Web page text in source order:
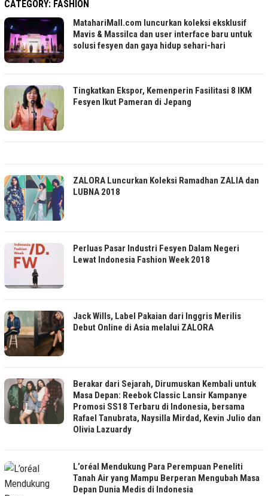
CATEGORY: FASHION
MatahariMall.com luncurkan koleksi eksklusif
Mavis & Massilca dan user interface baru untuk
solusi fesyen dan gaya hidup sehari-hari
Tingkatkan Ekspor, Kemenperin Fasilitasi 8 IKM
Fesyen Ikut Pameran di Jepang
ZALORA Luncurkan Koleksi Ramadhan ZALIA dan
LUBNA 2018
Perluas Pasar Industri Fesyen Dalam Negeri
Lewat Indonesia Fashion Week 2018
Jack Wills, Label Pakaian dari Inggris Merilis
Debut Online di Asia melalui ZALORA
Berakar dari Sejarah, Dirumuskan Kembali untuk
Masa Depan: Reebok Classic Lansir Kampanye
Promosi SS18 Terbaru di Indonesia, bersama
Rafael Tanubrata, Naysilla Mirdad, Kevin Julio dan
Olivia Lazuardy
L’oréal Mendukung Para Perempuan Peneliti
Tanah Air yang Mampu Berperan Mengubah Masa
Depan Dunia Medis di Indonesia